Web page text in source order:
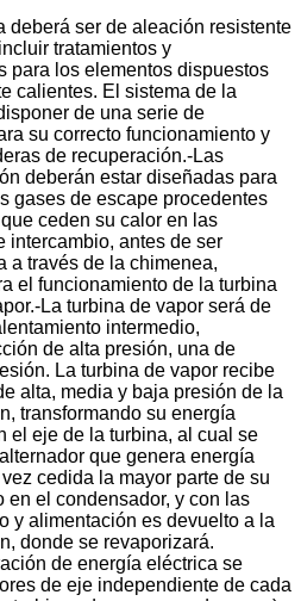
deberá ser de aleación resistente
tratamientos y
para los elementos dispuestos
calientes. El sistema de la
de una serie de
su correcto funcionamiento y
de recuperación.-Las
deberán estar diseñadas para
gases de escape procedentes
ceden su calor en las
intercambio, antes de ser
a través de la chimenea,
el funcionamiento de la turbina
La turbina de vapor será de
intermedio,
de alta presión, una de
La turbina de vapor recibe
alta, media y baja presión de la
transformando su energía
el eje de la turbina, al cual se
que genera energía
cedida la mayor parte de su
en el condensador, y con las
y alimentación es devuelto a la
donde se revaporizará.
de energía eléctrica se
de eje independiente de cada